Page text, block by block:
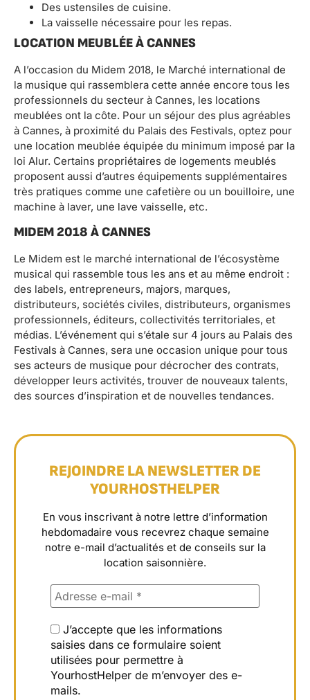
Des ustensiles de cuisine.
La vaisselle nécessaire pour les repas.
LOCATION MEUBLÉE À CANNES
A l’occasion du Midem 2018, le Marché international de
la musique qui rassemblera cette année encore tous les
professionnels du secteur à Cannes, les locations
meublées ont la côte. Pour un séjour des plus agréables
à Cannes, à proximité du Palais des Festivals, optez pour
une location meublée équipée du minimum imposé par la
loi Alur. Certains propriétaires de logements meublés
proposent aussi d’autres équipements supplémentaires
très pratiques comme une cafetière ou un bouilloire, une
machine à laver, une lave vaisselle, etc.
MIDEM 2018 À CANNES
Le Midem est le marché international de l’écosystème
musical qui rassemble tous les ans et au même endroit :
des labels, entrepreneurs, majors, marques,
distributeurs, sociétés civiles, distributeurs, organismes
professionnels, éditeurs, collectivités territoriales, et
médias. L’événement qui s’étale sur 4 jours au Palais des
Festivals à Cannes, sera une occasion unique pour tous
ses acteurs de musique pour décrocher des contrats,
développer leurs activités, trouver de nouveaux talents,
des sources d’inspiration et de nouvelles tendances.
REJOINDRE LA NEWSLETTER DE
YOURHOSTHELPER
En vous inscrivant à notre lettre d’information
hebdomadaire vous recevrez chaque semaine
notre e-mail d’actualités et de conseils sur la
location saisonnière.
J’accepte que les informations
saisies dans ce formulaire soient
utilisées pour permettre à
YourhostHelper de m’envoyer des e-
mails.